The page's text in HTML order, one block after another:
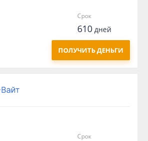
Срок
610дней
ПОЛУЧИТЬ ДЕНЬГИ
Срок